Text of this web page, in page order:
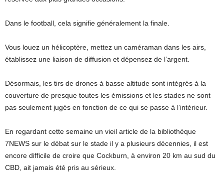
Dans le football, cela signifie généralement la finale.
Vous louez un hélicoptère, mettez un caméraman dans les airs,
établissez une liaison de diffusion et dépensez de l’argent.
Désormais, les tirs de drones à basse altitude sont intégrés à la
couverture de presque toutes les émissions et les stades ne sont
pas seulement jugés en fonction de ce qui se passe à l’intérieur.
En regardant cette semaine un vieil article de la bibliothèque
7NEWS sur le débat sur le stade il y a plusieurs décennies, il est
encore difficile de croire que Cockburn, à environ 20 km au sud du
CBD, ait jamais été pris au sérieux.